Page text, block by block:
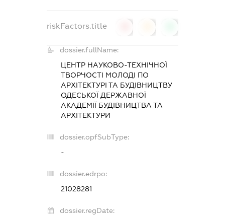
riskFactors.title
dossier.fullName:
ЦЕНТР НАУКОВО-ТЕХНІЧНОЇ
ТВОРЧОСТІ МОЛОДІ ПО
АРХІТЕКТУРІ ТА БУДІВНИЦТВУ
ОДЕСЬКОЇ ДЕРЖАВНОЇ
АКАДЕМІЇ БУДІВНИЦТВА ТА
АРХІТЕКТУРИ
dossier.opfSubType:
-
dossier.edrpo:
21028281
dossier.regDate: